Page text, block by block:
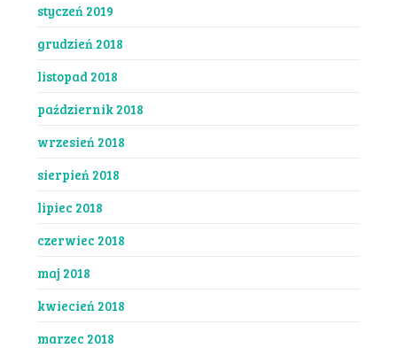
styczeń 2019
grudzień 2018
listopad 2018
październik 2018
wrzesień 2018
sierpień 2018
lipiec 2018
czerwiec 2018
maj 2018
kwiecień 2018
marzec 2018